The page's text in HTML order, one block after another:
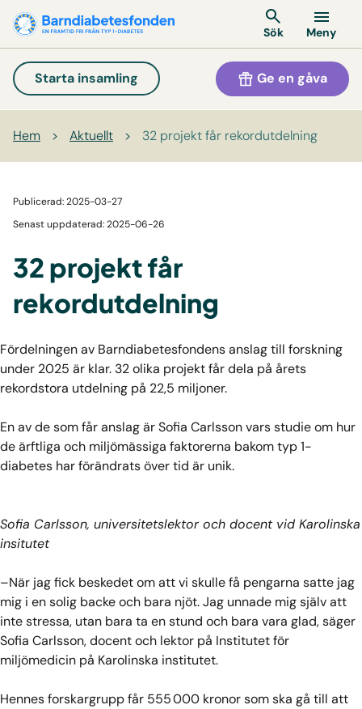
Sök Meny
Starta insamling Ge en gåva
Hem > Aktuellt > 32 projekt får rekordutdelning
Publicerad: 2025-03-27
Senast uppdaterad: 2025-06-26
32 projekt får
rekordutdelning
Fördelningen av Barndiabetesfondens anslag till forskning
under 2025 är klar. 32 olika projekt får dela på årets
rekordstora utdelning på 22,5 miljoner.
En av de som får anslag är Sofia Carlsson vars studie om hur
de ärftliga och miljömässiga faktorerna bakom typ 1-
diabetes har förändrats över tid är unik.
Sofia Carlsson, universitetslektor och docent vid Karolinska
insitutet
–När jag fick beskedet om att vi skulle få pengarna satte jag
mig i en solig backe och bara njöt. Jag unnade mig själv att
inte stressa, utan bara ta en stund och bara vara glad, säger
Sofia Carlsson, docent och lektor på Institutet för
miljömedicin på Karolinska institutet.
Hennes forskargrupp får 555 000 kronor som ska gå till att